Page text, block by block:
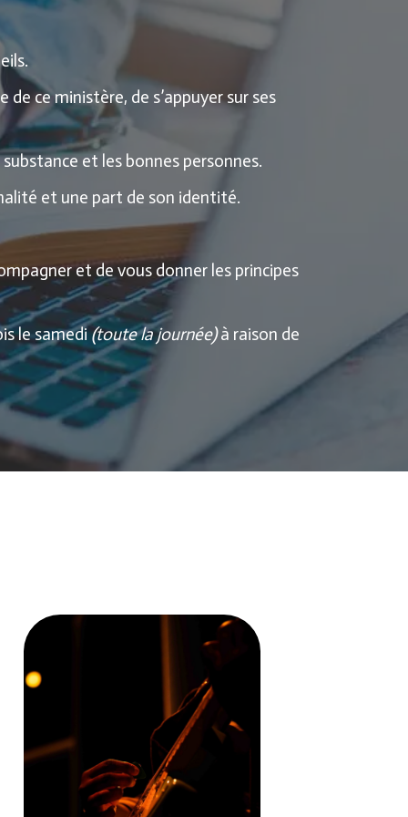
ce ministère, de s’appuyer sur ses
et les bonnes personnes.
et une part de son identité.
et de vous donner les principes
le samedi(toute la journée)à raison de